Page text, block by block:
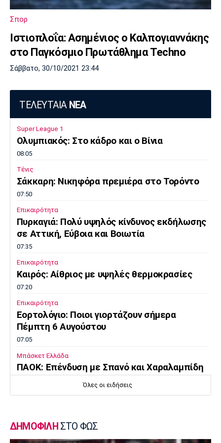
Σπορ
Ιστιοπλοΐα: Ασημένιος ο Καλπογιαννάκης
στο Παγκόσμιο Πρωτάθλημα Techno
Σάββατο, 30/10/2021 23:44
ΤΕΛΕΥΤΑΙΑ ΝΕΑ
Super League 1
Ολυμπιακός: Στο κάδρο και ο Βίνια
08:05
Τένις
Σάκκαρη: Νικηφόρα πρεμιέρα στο Τορόντο
07:50
Επικαιρότητα
Πυρκαγιά: Πολύ υψηλός κίνδυνος εκδήλωσης
σε Αττική, Εύβοια και Βοιωτία
07:35
Επικαιρότητα
Καιρός: Αίθριος με υψηλές θερμοκρασίες
07:20
Επικαιρότητα
Εορτολόγιο: Ποιοι γιορτάζουν σήμερα
Πέμπτη 6 Αυγούστου
07:05
Μπάσκετ Ελλάδα
ΠΑΟΚ: Επένδυση με Σπανό και Χαραλαμπίδη
Γ Εθνική
23:55
Όλες οι ειδήσεις
ΔΗΜΟΦΙΛΗ ΣΤΟ ΦΩΣ